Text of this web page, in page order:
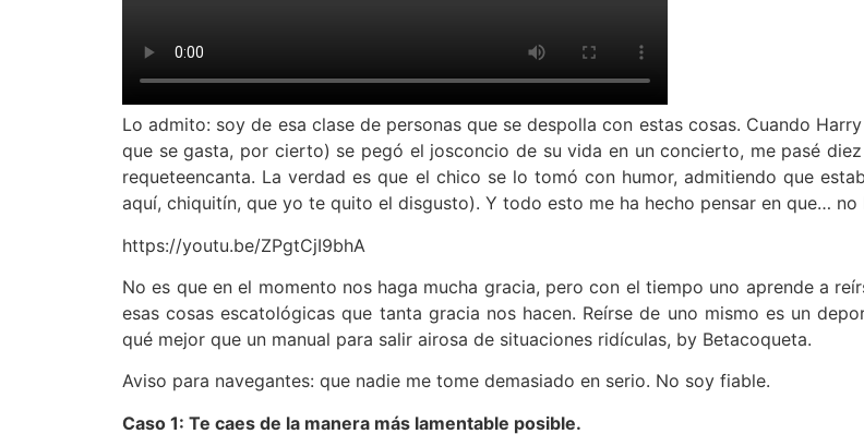
Lo admito: soy de esa clase de personas que se despolla con estas cosas. Cuando
que se gasta, por cierto) se pegó el josconcio de su vida en un concierto, me pasé
requeteencanta. La verdad es que el chico se lo tomó con humor, admitiendo que
aquí, chiquitín, que yo te quito el disgusto). Y todo esto me ha hecho pensar en que…
https://youtu.be/ZPgtCjI9bhA
No es que en el momento nos haga mucha gracia, pero con el tiempo uno aprende a
esas cosas escatológicas que tanta gracia nos hacen. Reírse de uno mismo es un
qué mejor que un manual para salir airosa de situaciones ridículas, by Betacoqueta.
Aviso para navegantes: que nadie me tome demasiado en serio. No soy fiable.
Caso 1: Te caes de la manera más lamentable posible.